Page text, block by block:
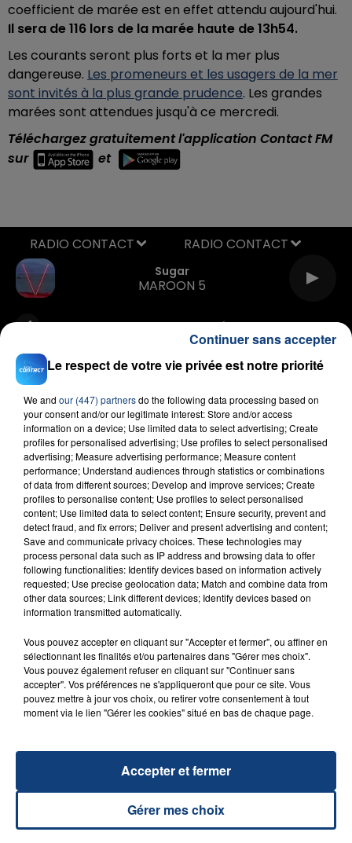
coefficient de marée est en effet attendu aujourd'hui.
Il sera de 116 lors de la marée haute de 13h54.
Les courants seront plus forts et la mer plus
dangereuse. Les promeneurs et les usagers de la mer
sont invités à la plus grande prudence. Les grandes
marées sont attendues jusqu'à ce mercredi.
Téléchargez gratuitement l'application Contact FM
sur
et
Sugar
MAROON 5
RADIO CONTACT
FIL D'ACTU
23 juillet 2026
INCENDIE MORTEL À LENS : UNE FEMME ET
SON BÉBÉ ENTRE LA VIE ET LA...
Un homme s'est immolé par le feu après avoir
aspergé sa compagne et leur bébé de trois mois
d'un liquide inflammable.
UNE ADOLESCENTE DEVANT SE FAIRE
OPÉRER DE LA CHEVILLE RESSORT DE LA...
La famille a porté plainte contre la clinique qui a
Le respect de votre vie privée est notre priorité
We and our (447) partnersdo the following data processing based on
your consent and/or our legitimate interest: Store and/or access
information on a device; Use limited data to select advertising; Create
profiles for personalised advertising; Use profiles to select personalised
advertising; Measure advertising performance; Measure content
performance; Understand audiences through statistics or combinations
of data from different sources; Develop and improve services; Create
profiles to personalise content; Use profiles to select personalised
content; Use limited data to select content; Ensure security, prevent and
detect fraud, and fix errors; Deliver and present advertising and content;
Save and communicate privacy choices. These technologies may
process personal data such as IP address and browsing data to offer
following functionalities: Identify devices based on information actively
requested; Use precise geolocation data; Match and combine data from
other data sources; Link different devices; Identify devices based on
information transmitted automatically.
Vous pouvez accepter en cliquant sur "Accepter et fermer", ou affiner en
sélectionnant les finalités et/ou partenaires dans "Gérer mes choix".
Vous pouvez également refuser en cliquant sur "Continuer sans
accepter". Vos préférences ne s'appliqueront que pour ce site. Vous
pouvez mettre à jour vos choix, ou retirer votre consentement à tout
moment via le lien "Gérer les cookies" situé en bas de chaque page.
Gérer mes choix
Accepter et fermer
Continuer sans accepter